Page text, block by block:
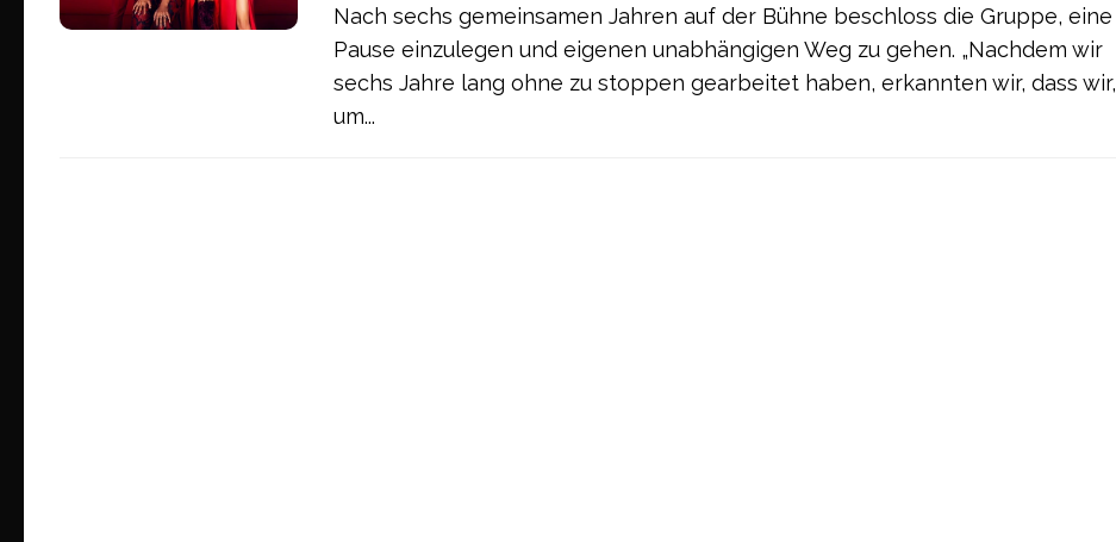
Nach sechs gemeinsamen Jahren auf der Bühne beschloss die Gruppe, eine
Pause einzulegen und eigenen unabhängigen Weg zu gehen. „Nachdem wir
sechs Jahre lang ohne zu stoppen gearbeitet haben, erkannten wir, dass wir,
um...